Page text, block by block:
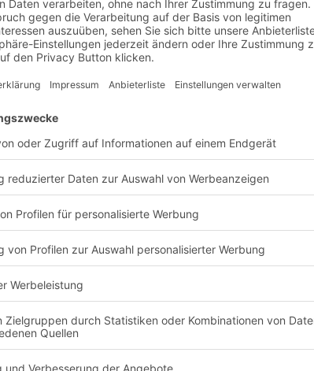
von Online-Lebensmittelhandels-Plattformen treten
muss in seine Segmente zerlegt und gestreamlined
Collect, Drive-Through und zentralen
dass der Onlineverkauf von Lebensmitteln immer
werden kreativ und bieten zusätzliche
und Offline-Verkauf. Der Kunde will in Zukunft
Waren dann per "Drive-Through" im Geschäft
integriert (Endless Aisle). Zudem entstehen
jeweiligen Unternehmens und damit Kunden
von Digitalem Marketing, Social Media und
ermöglicht und Kundenideen
Anpassung an die Kundenwünsche und das
sind die Big-Data-Analyse, Apps, ausgefeilte
Dienstleistungen.